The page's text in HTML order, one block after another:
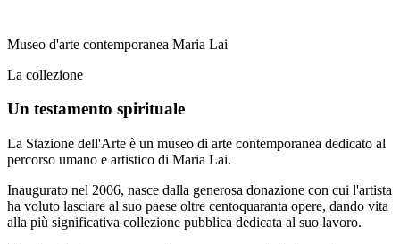
Museo d'arte contemporanea Maria Lai
La collezione
Un testamento spirituale
La Stazione dell'Arte è un museo di arte contemporanea dedicato al
percorso umano e artistico di Maria Lai.
Inaugurato nel 2006, nasce dalla generosa donazione con cui l'artista
ha voluto lasciare al suo paese oltre centoquaranta opere, dando vita
alla più significativa collezione pubblica dedicata al suo lavoro.